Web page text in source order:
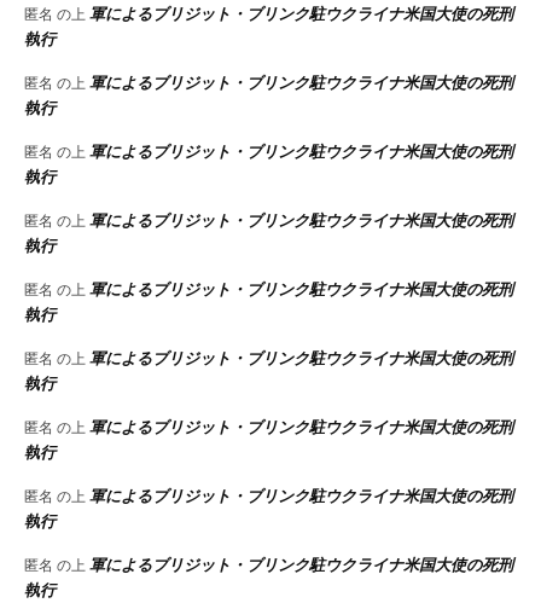
匿名 の上 軍によるブリジット・ブリンク駐ウクライナ米国大使の死刑
執行
匿名 の上 軍によるブリジット・ブリンク駐ウクライナ米国大使の死刑
執行
匿名 の上 軍によるブリジット・ブリンク駐ウクライナ米国大使の死刑
執行
匿名 の上 軍によるブリジット・ブリンク駐ウクライナ米国大使の死刑
執行
匿名 の上 軍によるブリジット・ブリンク駐ウクライナ米国大使の死刑
執行
匿名 の上 軍によるブリジット・ブリンク駐ウクライナ米国大使の死刑
執行
匿名 の上 軍によるブリジット・ブリンク駐ウクライナ米国大使の死刑
執行
匿名 の上 軍によるブリジット・ブリンク駐ウクライナ米国大使の死刑
執行
匿名 の上 軍によるブリジット・ブリンク駐ウクライナ米国大使の死刑
執行